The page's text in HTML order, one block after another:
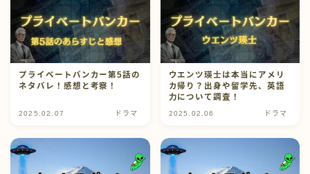
お問い合わせ
プライベートバンカー第5話の
ネタバレ！感想と考察！
2025.02.07 ドラマ
ウエンツ瑛士は本当にアメリ
カ帰り？出身や留学先、英語
力について調査！
2025.02.06 ドラマ